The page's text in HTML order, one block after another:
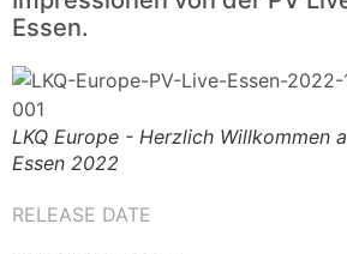
Essen.
LKQ Europe - Herzlich Willkommen
Essen 2022
RELEASE DATE